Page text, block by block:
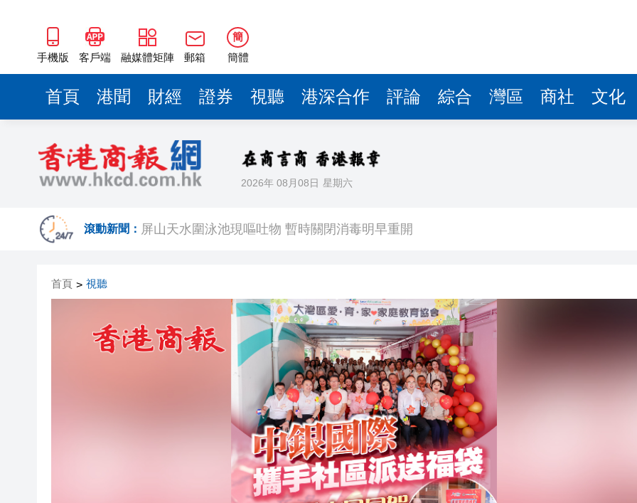
手機版 客戶端 融媒體矩陣 郵箱
簡
簡體
首頁 港聞 財經 證券 視聽 港深合作 評論 綜合 灣區 商社 文化
2026年 08月08日 星期六
滾動新聞： 屏山天水圍泳池現嘔吐物 暫時關閉消毒明早重開
風雨過後八桂安好｜桂港直航加持 廣西推出港澳遊客門票五折優惠力拓暑期入境市場
相約深圳，見證奇蹟 國際消費與出海服務雙輪驅動
港區人大代表團繼續考察安徽蕪湖 視察城市發展新舊面
相約深圳，見證奇蹟 小梅沙迎國際客，鹽田港通亞太鏈
首頁 > 視聽